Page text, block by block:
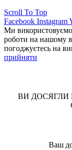
Scroll To Top
Facebook Instagram
Ми
роботи на нашому
погоджуєтесь на
прийняти
ВИ ДОСЯГЛИ
Ваш